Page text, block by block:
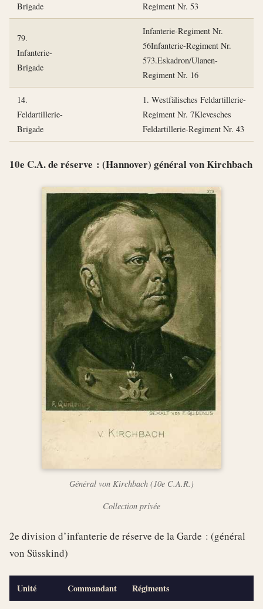
Brigade Regiment Nr. 53
79.
Infanterie-
Brigade
Infanterie-Regiment Nr.
56Infanterie-Regiment Nr.
573.Eskadron/Ulanen-
Regiment Nr. 16
14.
Feldartillerie-
Brigade
1. Westfälisches Feldartillerie-
Regiment Nr. 7Klevesches
Feldartillerie-Regiment Nr. 43
10e C.A. de réserve : (Hannover) général von Kirchbach
Général von Kirchbach (10e C.A.R.)
Collection privée
2e division d’infanterie de réserve de la Garde : (général
von Süsskind)
Unité Commandant Régiments